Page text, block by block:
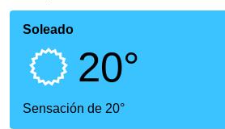
ha sido
calidad.
a este
Soleado
20°
Sensación de 20°